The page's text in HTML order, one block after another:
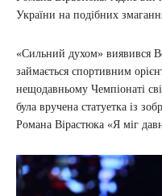
України на подібних
«Сильний духом» виявився
займається спортивним
нещодавньому Чемпіонаті
була вручена статуетка із
Романа Вірастюка «Я міг